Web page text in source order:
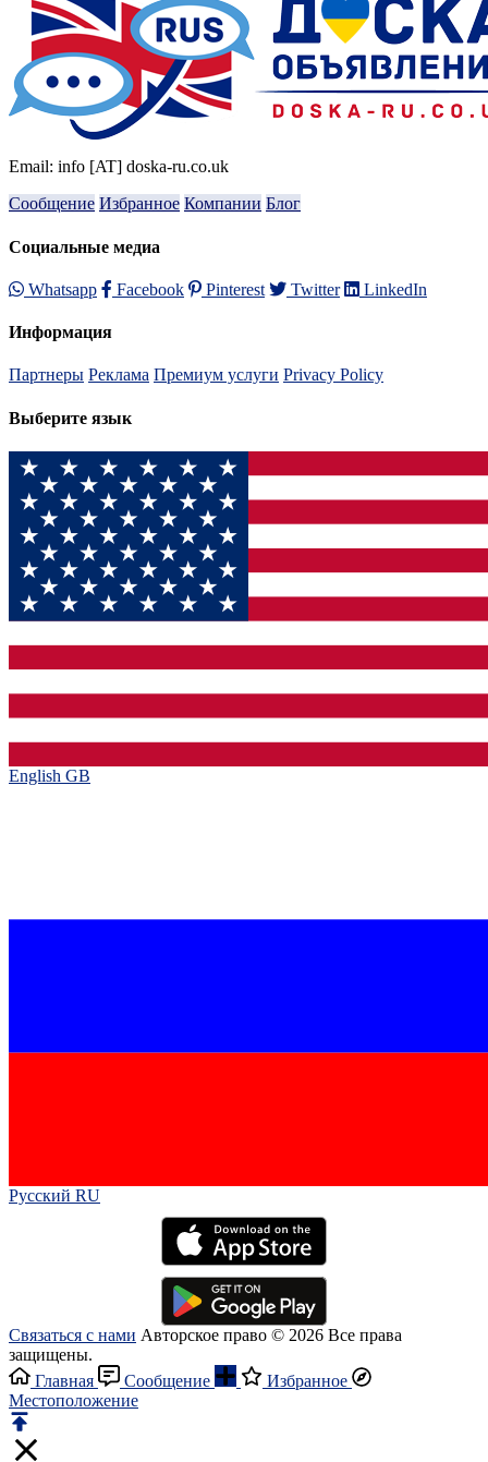
Email: info [AT] doska-ru.co.uk
Сообщение Избранное Компании Блог
Социальные медиа
Whatsapp Facebook Pinterest Twitter LinkedIn
Информация
Партнеры Реклама Премиум услуги Privacy Policy
Выберите язык
English GB‎
Русский RU‎
Связаться с нами Авторское право © 2026 Все права
защищены.
Главная
Сообщение
Избранное
Местоположение